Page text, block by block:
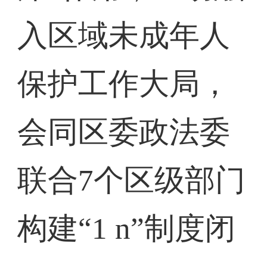
入区域未成年人
保护工作大局，
会同区委政法委
联合7个区级部门
构建“1 n”制度闭